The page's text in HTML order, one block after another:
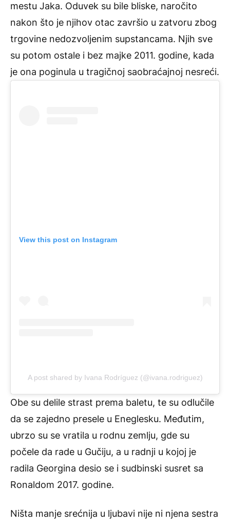
mestu Jaka. Oduvek su bile bliske, naročito
nakon što je njihov otac završio u zatvoru zbog
trgovine nedozvoljenim supstancama. Njih sve
su potom ostale i bez majke 2011. godine, kada
je ona poginula u tragičnoj saobraćajnoj nesreći.
View this post on Instagram
A post shared by Ivana Rodríguez (@ivana.rodriguez)
Obe su delile strast prema baletu, te su odlučile
da se zajedno presele u Eneglesku. Međutim,
ubrzo su se vratila u rodnu zemlju, gde su
počele da rade u Gučiju, a u radnji u kojoj je
radila Georgina desio se i sudbinski susret sa
Ronaldom 2017. godine.
Ništa manje srećnija u ljubavi nije ni njena sestra